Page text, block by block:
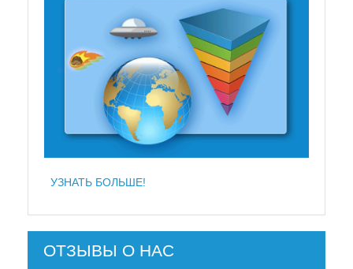
УЗНАТЬ БОЛЬШЕ!
ОТЗЫВЫ О НАС